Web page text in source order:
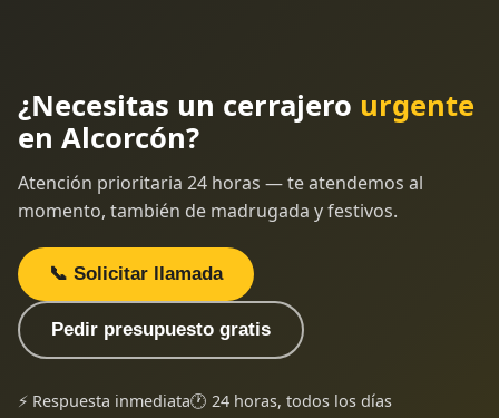
¿Necesitas un cerrajero urgente
en Alcorcón?
Atención prioritaria 24 horas — te atendemos al
momento, también de madrugada y festivos.
📞 Solicitar llamada
Pedir presupuesto gratis
⚡ Respuesta inmediata🕐 24 horas, todos los días